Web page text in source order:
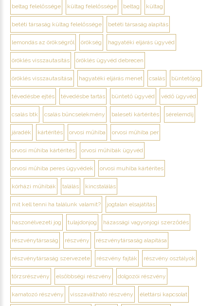
beltag felelőssége kültag felelőssége beltag kültag
betéti társaság kültag felelőssége betéti társaság alapítás
lemondás az örökségről örökség hagyatéki eljárás ügyvéd
öröklés visszautasítás öröklés ügyvéd debrecen
öröklés visszautasítása hagyatéki eljárás menet csalás büntetőjog
tévedésbe ejtés tévedésbe tartás büntető ügyvéd védő ügyvéd
csalás btk csalás bűncselekmény baleseti kártérítés sérelemdíj
járadék kártérítés orvosi műhiba orvosi műhiba per
orvosi műhiba kártérítés orvosi műhibák ügyvéd
orvosi műhiba peres ügyvédek orvosi muhiba kártérítes
kórházi műhibák találás kincstalálás
mit kell tenni ha találunk valamit? jogtalan elsajátítás
haszonélvezeti jog tulajdonjog házassági vagyonjogi szerződés
részvénytársaság részvény részvénytársaság alapítása
részvénytársaság szervezete részvény fajták részvény osztályok
törzsrészvény elsőbbségi részvény dolgozói részvény
kamatozó részvény visszaváltható részvény élettársi kapcsolat